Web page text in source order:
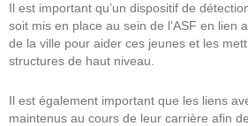
Il est important qu’un dispositif de
soit mis en place au sein de l’ASF en lien
de la ville pour aider ces jeunes et les
structures de haut niveau.
Il est également important que les liens
maintenus au cours de leur carrière afin